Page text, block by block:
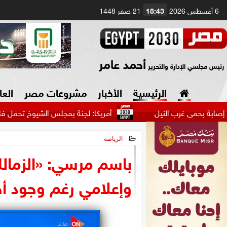
6 أغسطس 2026 18:43 21 صفر 1448
رئيس مجلسي الإدارة والتحرير أحمد عامر
الرئيسية الأخبار
الرئاسة
دين وفتاوى
مشروعات مصر
أمريكا: لجنة بمجلس الشيوخ تحمل فاوتشي النيل
الرياضة
باسم مرسي:
وإعلامي رغم وجود